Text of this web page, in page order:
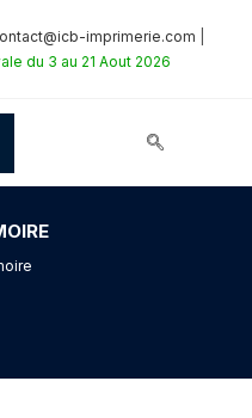
imprimerie.com
du 3 au 21 Aout 2026